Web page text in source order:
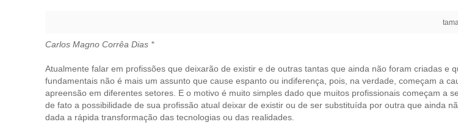
Carlos Magno Corrêa Dias *
Atualmente falar em profissões que deixarão de existir e de outras tantas que ainda não foram criadas e
fundamentais não é mais um assunto que cause espanto ou indiferença, pois, na verdade, começam a
apreensão em diferentes setores. E o motivo é muito simples dado que muitos profissionais começam a
de fato a possibilidade de sua profissão atual deixar de existir ou de ser substituída por outra que ainda
dada a rápida transformação das tecnologias ou das realidades.